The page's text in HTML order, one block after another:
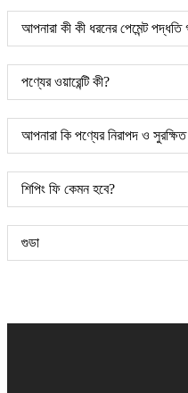
আপনারা কী কী ধরনের পেমেন্ট
পণ্যের ওয়ারেন্টি কী?
আপনারা কি পণ্যের নিরাপদ ও সুরক্ষিত
শিপিং ফি কেমন হবে?
গুডা